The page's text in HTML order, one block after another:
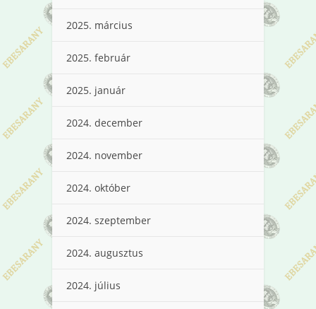
2025. március
2025. február
2025. január
2024. december
2024. november
2024. október
2024. szeptember
2024. augusztus
2024. július